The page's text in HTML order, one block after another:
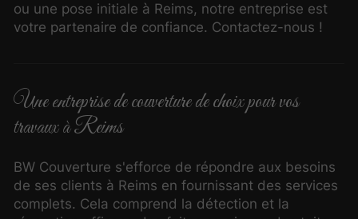
ou une pose initiale à Reims, notre entreprise est
votre partenaire de confiance. Contactez-nous !
Une entreprise de couverture de choix pour vos
travaux à Reims
BW Couverture s'efforce de répondre aux besoins
de ses clients à Reims en fournissant des services
complets. Cela comprend la détection et la